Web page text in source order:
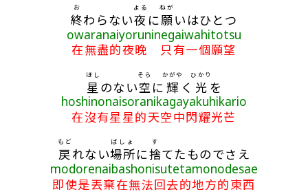
終
お
わらない夜
よる
に願
ねが
いはひとつ
owaranaiyoruninegaiwahitotsu
在無盡的夜晚 只有一個願望
星
ほし
のない空
そら
に 輝
かがや
く 光
ひかり
を
hoshinonaisoranikagayakuhikario
在沒有星星的天空中閃耀光芒
戻
もど
れない場所
ばしょ
に捨
す
てたものでさえ
modorenaibashonisutetamonodesae
即使是丟棄在無法回去的地方的東西